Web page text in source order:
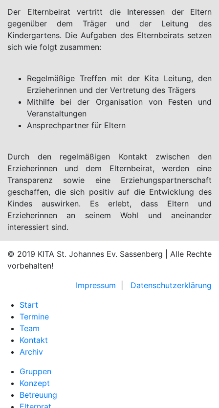
Der Elternbeirat vertritt die Interessen der Eltern
gegenüber dem Träger und der Leitung des
Kindergartens. Die Aufgaben des Elternbeirats setzen
sich wie folgt zusammen:
Regelmäßige Treffen mit der Kita Leitung, den
Erzieherinnen und der Vertretung des Trägers
Mithilfe bei der Organisation von Festen und
Veranstaltungen
Ansprechpartner für Eltern
Durch den regelmäßigen Kontakt zwischen den
Erzieherinnen und dem Elternbeirat, werden eine
Transparenz sowie eine Erziehungspartnerschaft
geschaffen, die sich positiv auf die Entwicklung des
Kindes auswirken. Es erlebt, dass Eltern und
Erzieherinnen an seinem Wohl und aneinander
interessiert sind.
© 2019 KITA St. Johannes Ev. Sassenberg | Alle Rechte
vorbehalten!
Impressum
Datenschutzerklärung
Start
Termine
Team
Kontakt
Archiv
Gruppen
Konzept
Betreuung